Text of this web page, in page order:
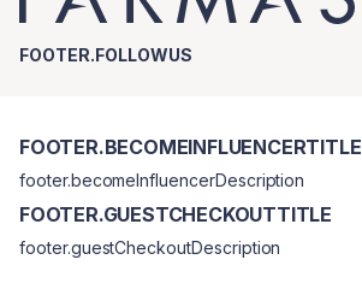
FOOTER.FOLLOWUS
FOOTER.BECOMEINFLUENCERTITLE
footer.becomeInfluencerDescription
FOOTER.GUESTCHECKOUTTITLE
footer.guestCheckoutDescription